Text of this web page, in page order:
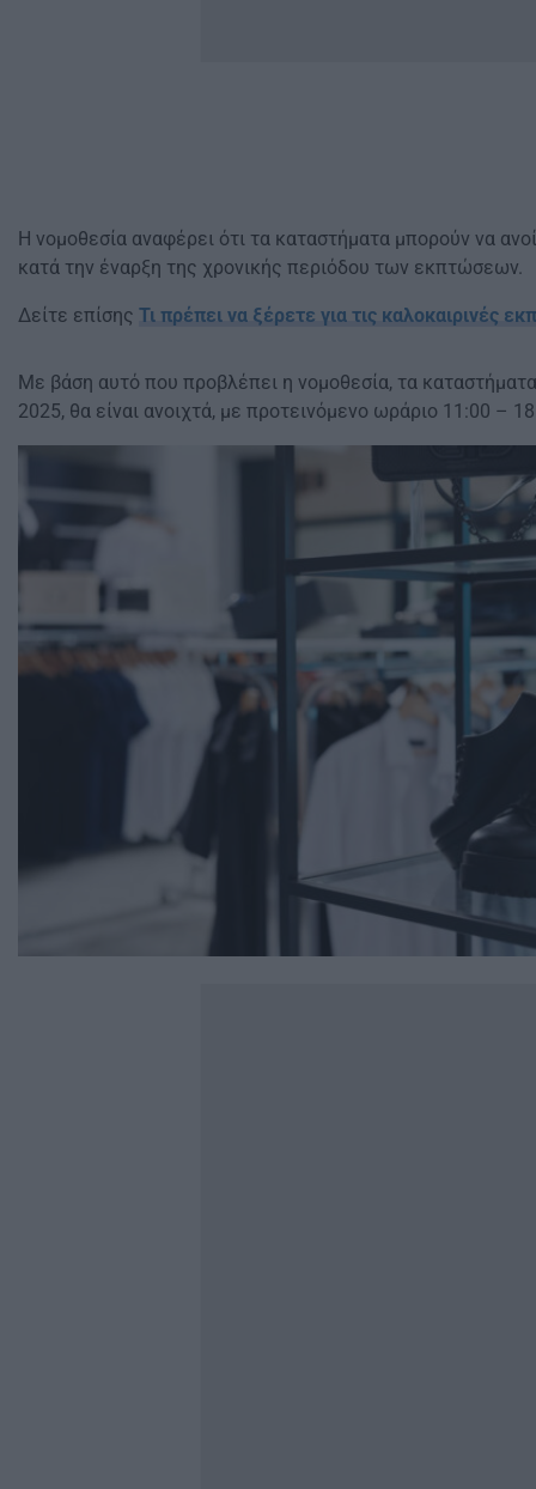
Η νομοθεσία αναφέρει ότι τα καταστήματα μπορούν να
κατά την έναρξη της χρονικής περιόδου των εκπτώσεων.
Δείτε επίσης Τι πρέπει να ξέρετε για τις καλοκαιρινές
Με βάση αυτό που προβλέπει η νομοθεσία, τα καταστήματα
2025, θα είναι ανοιχτά, με προτεινόμενο ωράριο 11:00 –